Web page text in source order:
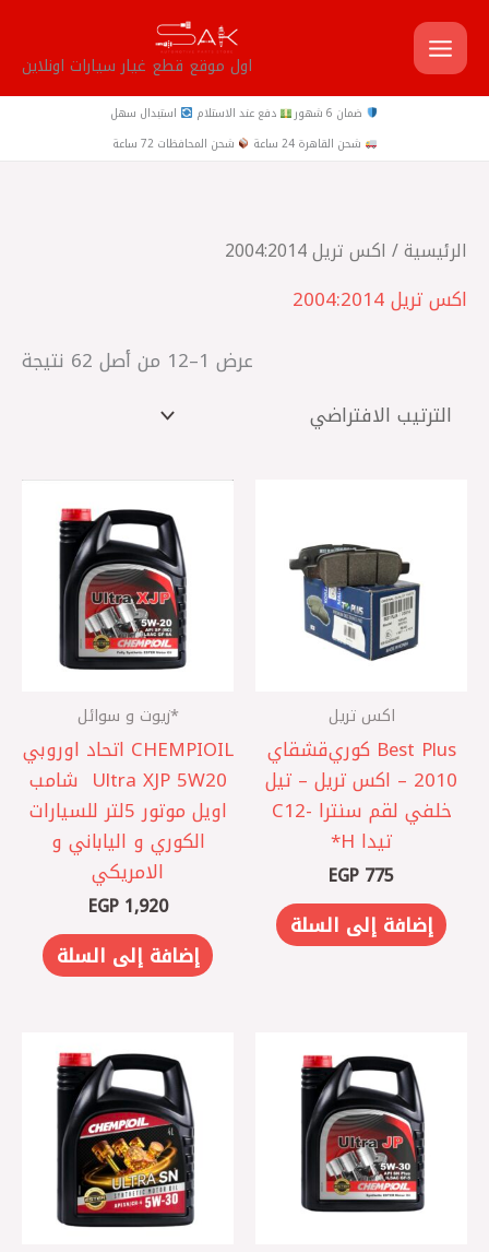
تخطي
إلى
المحتوى
اول موقع قطع غيار سيارات اونلاين
ضمان 6 شهور دفع عند الاستلام
استبدال سهل
شحن القاهرة 24 ساعة
شحن المحافظات 72 ساعة
الرئيسية/ اكس تريل 2004:2014
اكس تريل 2004:2014
عرض 1–12 من أصل 62 نتيجة
اكس تريل
Best Plus كوري ‎قشقاي
2010 – اكس تريل – ‎تيل
خلفي لقم سنترا -C12
تيدا H*
EGP 775
إضافة إلى السلة
*زيوت و سوائل
CHEMPIOIL اتحاد اوروبي
‎ Ultra XJP 5W20 شامب
اويل موتور 5لتر ‎للسيارات
الكوري و الياباني و
الامريكي
EGP1,920
إضافة إلى السلة